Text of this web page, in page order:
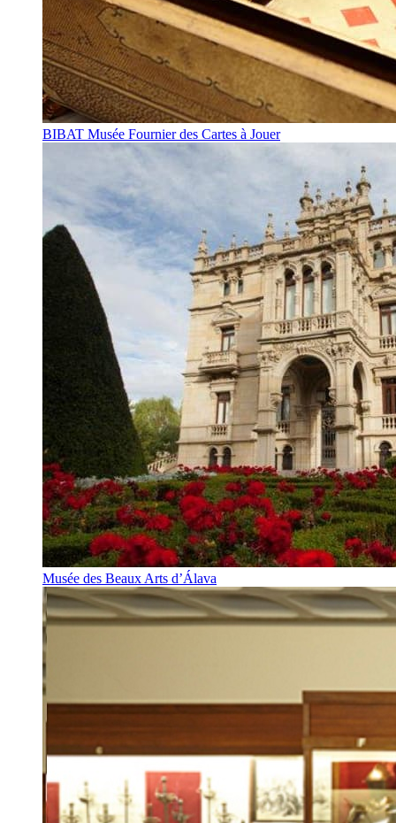
BIBAT Musée Fournier des Cartes à Jouer
Musée des Beaux Arts d’Álava